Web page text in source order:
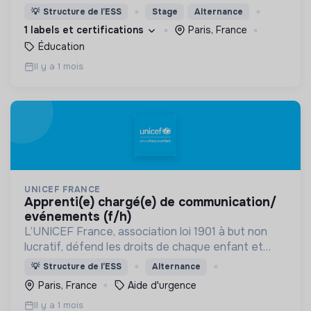
destin...rien que ça !
💡 Structure de l’ESS Stage Alternance
1 labels et certifications
Paris, France
Éducation
Il y a 1 mois
UNICEF FRANCE
apprenti(e) chargé(e) de communication/
evénements (f/h)
L’UNICEF France, association loi 1901 à but non
lucratif, défend les droits de chaque enfant et
adolescent d’où qu’il vienne.
💡 Structure de l’ESS Alternance
Paris, France Aide d'urgence
Il y a 1 mois